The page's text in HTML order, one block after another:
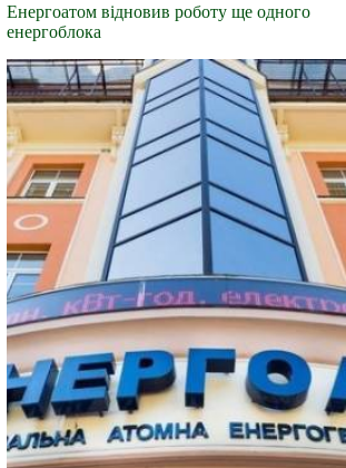
Енергоатом відновив роботу ще одного
енергоблока